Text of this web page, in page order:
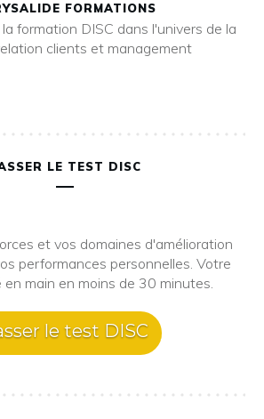
FORMATIONS
formation DISC dans l'univers de la
clients et management
LE TEST DISC
et vos domaines d'amélioration
performances personnelles. Votre
en main en moins de 30 minutes.
le test DISC